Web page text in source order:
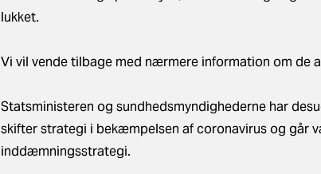
lukket.
Vi vil vende tilbage med nærmere information om de
Statsministeren og sundhedsmyndighederne har
skifter strategi i bekæmpelsen af coronavirus og går
inddæmningsstrategi.